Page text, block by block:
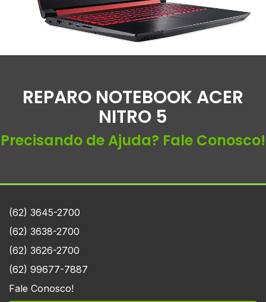
REPARO NOTEBOOK ACER
NITRO 5
Precisando de Ajuda? Fale Conosco!
(62) 3645-2700
(62) 3638-2700
(62) 3626-2700
(62) 99677-7887
Fale Conosco!